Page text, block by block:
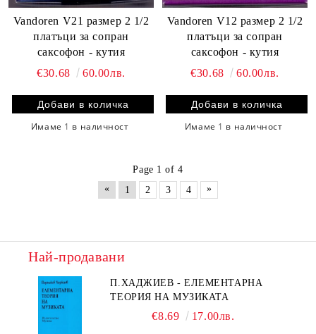
Vandoren V21 размер 2 1/2
платъци за сопран
саксофон - кутия
€30.68
60.00лв.
Имаме 1 в наличност
Vandoren V12 размер 2 1/2
платъци за сопран
саксофон - кутия
€30.68
60.00лв.
Имаме 1 в наличност
Page 1 of 4
«
1 2 3 4 »
Най-продавани
П.ХАДЖИЕВ - ЕЛЕМЕНТАРНА
ТЕОРИЯ НА МУЗИКАТА
€8.69 17.00лв.